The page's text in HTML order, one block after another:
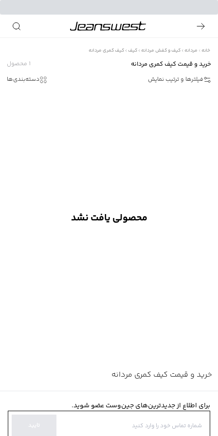
خانه مردانه کیف و کفش مردانه کیف کیف کمری مردانه
خرید و قیمت کیف کمری مردانه 1 محصول
فیلترها و ترتیب نمایش
دسته‌بندی‌ها
محصولی یافت نشد
خرید و قیمت کیف کمری مردانه
برای اطلاع از جدیدترین‌های جین‌وست عضو شوید.
تایید